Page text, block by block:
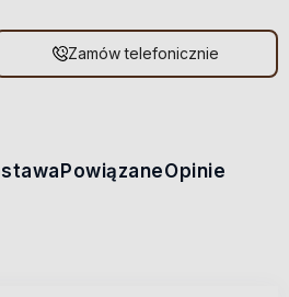
Zamów telefonicznie
PowiązaneOpinie